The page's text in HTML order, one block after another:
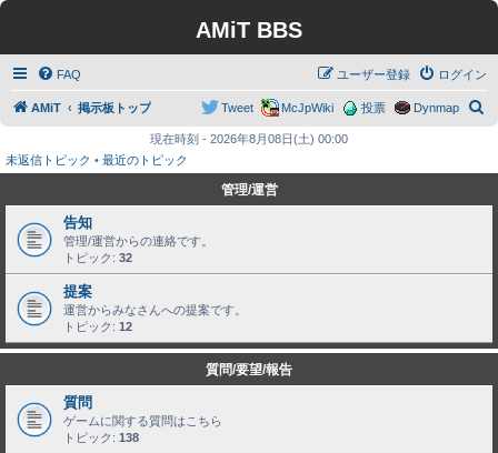
AMiT BBS
FAQ ログイン
ユーザー登録
AMiT 掲示板トップ Dynmap
投票
McJpWiki
Tweet
現在時刻 - 2026年8月08日(土) 00:00
未返信トピック • 最近のトピック
管理/運営
告知
管理/運営からの連絡です。
トピック: 32
提案
運営からみなさんへの提案です。
トピック: 12
質問/要望/報告
質問
ゲームに関する質問はこちら
トピック: 138